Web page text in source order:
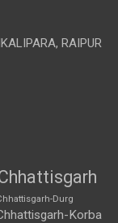
RAIPUR
Durg
Korba